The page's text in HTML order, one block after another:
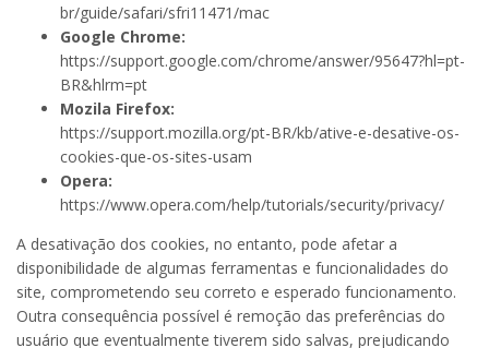
br/guide/safari/sfri11471/mac
Google Chrome:
https://support.google.com/chrome/answer/95647?hl=pt-
BR&hlrm=pt
Mozila Firefox:
https://support.mozilla.org/pt-BR/kb/ative-e-desative-os-
cookies-que-os-sites-usam
Opera:
https://www.opera.com/help/tutorials/security/privacy/
A desativação dos cookies, no entanto, pode afetar a
disponibilidade de algumas ferramentas e funcionalidades do
site, comprometendo seu correto e esperado funcionamento.
Outra consequência possível é remoção das preferências do
usuário que eventualmente tiverem sido salvas, prejudicando